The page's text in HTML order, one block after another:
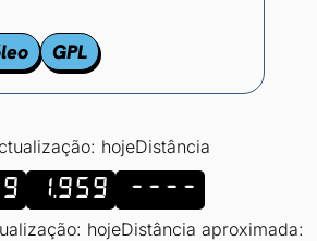
GPL
hojeDistância
1.959 ----
hojeDistância aproximada: